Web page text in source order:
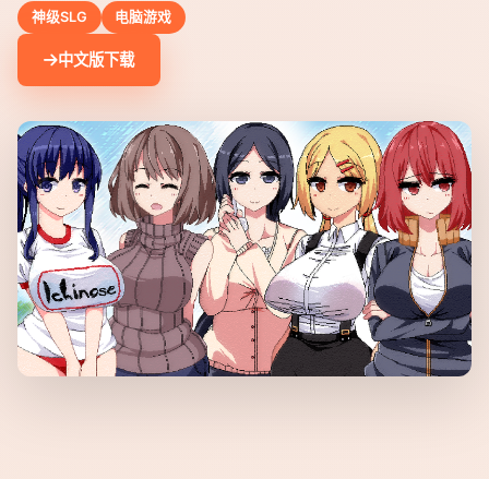
神级SLG 电脑游戏
中文版下载